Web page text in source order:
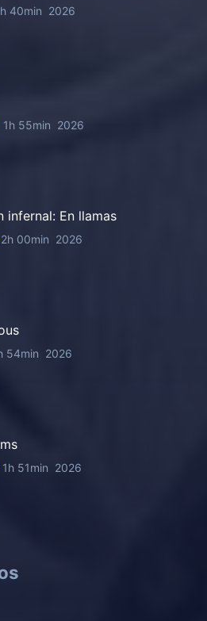
40min 2026
1h 55min 2026
infernal: En llamas
2h 00min 2026
54min 2026
1h 51min 2026